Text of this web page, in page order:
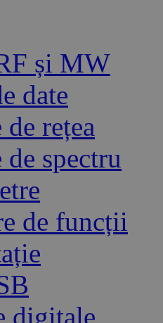
și MW
date
rețea
spectru
de funcții
digitale